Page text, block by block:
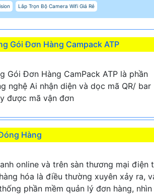
Lắp Trọn Bộ Camera Wifi Giá Rẻ
Gói Đơn Hàng Campack ATP
Gói Đơn Hàng CamPack ATP là phần
nghệ Ai nhận diện và dọc mã QR/ bar
được mã vận đơn
Hàng
online và trên sàn thương mại điện
hóa là điều thường xuyên xảy ra,
phần mềm quản lý đơn hàng, nhìn